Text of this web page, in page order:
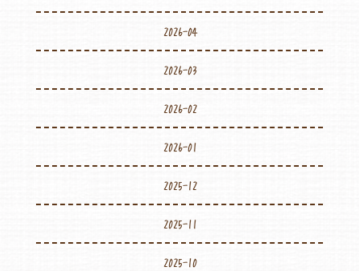
2026-04
2026-03
2026-02
2026-01
2025-12
2025-11
2025-10